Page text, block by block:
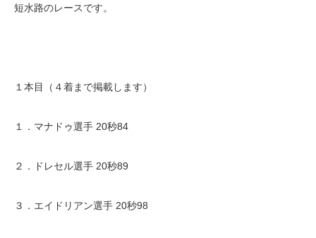
短水路のレースです。
１本目（４着まで掲載します）
１．マナドゥ選手 20秒84
２．ドレセル選手 20秒89
３．エイドリアン選手 20秒98